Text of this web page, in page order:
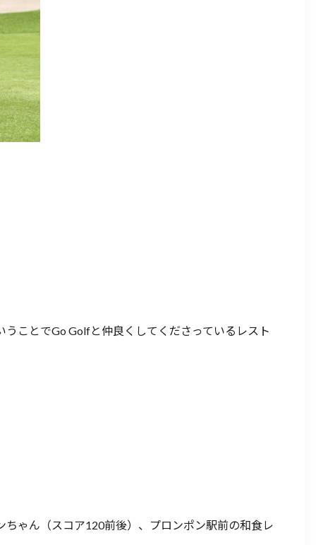
ことでGo Golfと仲良くしてくださっているレスト
ゃん（スコア120前後）、プロンポン駅前の和食レ